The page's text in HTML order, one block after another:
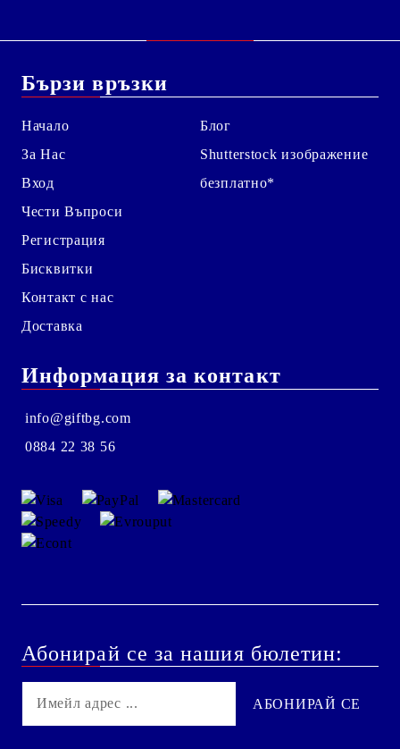
Бързи връзки
Начало
За Нас
Вход
Чести Въпроси
Регистрация
Бисквитки
Контакт с нас
Доставка
Блог
Shutterstock изображение
безплатно*
Информация за контакт
info@giftbg.com
0884 22 38 56
Абонирай се за нашия бюлетин: